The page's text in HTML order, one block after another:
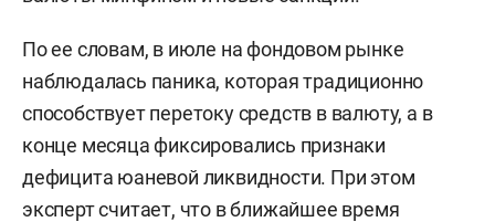
По ее словам, в июле на фондовом рынке
наблюдалась паника, которая традиционно
способствует перетоку средств в валюту, а в
конце месяца фиксировались признаки
дефицита юаневой ликвидности. При этом
эксперт считает, что в ближайшее время